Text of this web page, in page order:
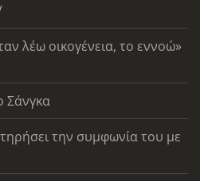
λέω οικογένεια, το εννοώ»
Σάνγκα
την συμφωνία του με